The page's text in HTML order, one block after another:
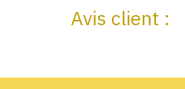
Avis client :